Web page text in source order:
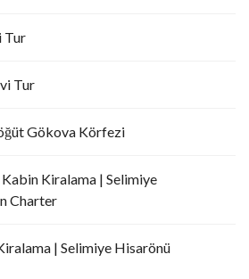
Tur
Tur
Gökova Körfezi
Kiralama | Selimiye
Charter
| Selimiye Hisarönü